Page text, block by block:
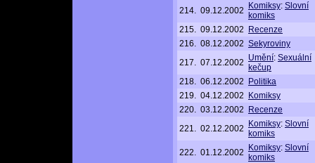
214. 09.12.2002 Komiksy: Slovní
komiks
215. 09.12.2002
Recenze
216. 08.12.2002 Sekyroviny
217. 07.12.2002 Umění: Sexuální
kečup
218. 06.12.2002
Politika
219. 04.12.2002
Komiksy
220. 03.12.2002
Recenze
221. 02.12.2002 Komiksy: Slovní
komiks
222. 01.12.2002 Komiksy: Slovní
komiks